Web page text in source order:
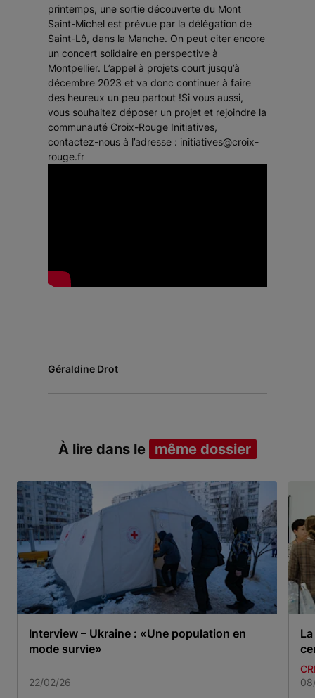
printemps, une sortie découverte du Mont
Saint-Michel est prévue par la délégation de
Saint-Lô, dans la Manche. On peut citer encore
un concert solidaire en perspective à
Montpellier. L’appel à projets court jusqu’à
décembre 2023 et va donc continuer à faire
des heureux un peu partout !Si vous aussi,
vous souhaitez déposer un projet et rejoindre la
communauté Croix-Rouge Initiatives,
contactez-nous à l’adresse : initiatives@croix-
rouge.fr
Géraldine Drot
À lire dans le même dossier
Interview – Ukraine : «Une population en
mode survie»
22/02/26